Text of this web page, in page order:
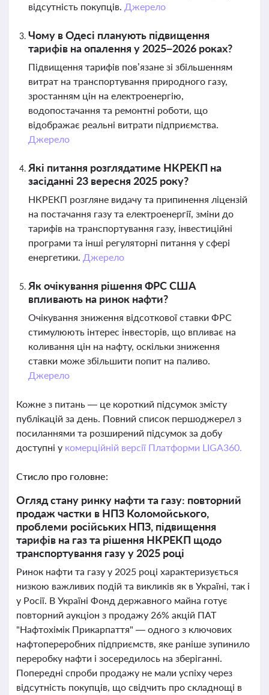
відсутність покупців. Джерело
Чому в Одесі планують підвищення
тарифів на опалення у 2025–2026 роках?
Підвищення тарифів пов’язане зі збільшенням
витрат на транспортування природного газу,
зростанням цін на електроенергію,
водопостачання та ремонтні роботи, що
відображає реальні витрати підприємства.
Джерело
Які питання розглядатиме НКРЕКП на
засіданні 23 вересня 2025 року?
НКРЕКП розгляне видачу та припинення ліцензій
на постачання газу та електроенергії, зміни до
тарифів на транспортування газу, інвестиційні
програми та інші регуляторні питання у сфері
енергетики. Джерело
Як очікування рішення ФРС США
впливають на ринок нафти?
Очікування зниження відсоткової ставки ФРС
стимулюють інтерес інвесторів, що впливає на
коливання цін на нафту, оскільки зниження
ставки може збільшити попит на паливо.
Джерело
Кожне з питань — це короткий підсумок змісту
публікацій за день. Повний список першоджерел з
посиланнями та розширений підсумок за добу
доступні у комерційній версії Платформи LIGA360.
Стисло про головне:
Огляд стану ринку нафти та газу: повторний
продаж частки в НПЗ Коломойського,
проблеми російських НПЗ, підвищення
тарифів на газ та рішення НКРЕКП щодо
транспортування газу у 2025 році
Ринок нафти та газу у 2025 році характеризується
низкою важливих подій та викликів як в Україні, так і
у Росії. В Україні Фонд державного майна готує
повторний аукціон з продажу 26% акцій ПАТ
"Нафтохімік Прикарпаття" — одного з ключових
нафтопереробних підприємств, яке раніше зупинило
переробку нафти і зосередилось на зберіганні.
Попередні спроби продажу не мали успіху через
відсутність покупців, що свідчить про складнощі в